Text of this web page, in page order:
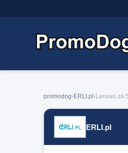
promodog›ERLI.pl ›Lenovo za
ERLI.pl